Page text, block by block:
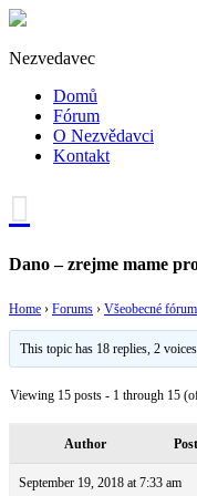
Nezvedavec
Domů
Fórum
O Nezvědavci
Kontakt
Dano – zrejme mame
Home › Forums › Všeobecné
This topic has 18 replies, 2
Viewing 15 posts - 1 through 15
Author
September 19, 2018 at 7:33 am